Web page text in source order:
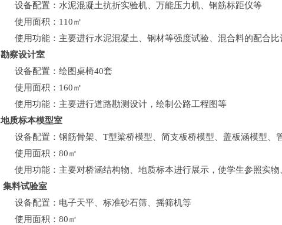
设备配置：水泥混凝土抗折实验机、万能压力机、钢筋标距仪等
使用面积：110㎡
使用功能：主要进行水泥混凝土、钢材等强度试验、混合料的配合比
勘察设计室
设备配置：绘图桌椅40套
使用面积：160㎡
使用功能：主要进行道路勘测设计，绘制公路工程图等
地质标本模型室
设备配置：钢筋骨架、T型梁桥模型、简支板桥模型、盖板涵模型、
使用面积：80㎡
使用功能：主要对桥涵结构物、地质标本进行展示，使学生参照实物
集料试验室
设备配置：电子天平、标准砂石筛、摇筛机等
使用面积：80㎡